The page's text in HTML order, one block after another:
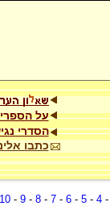
על
הסדרי
כתבו
-
4
-
5
-
6
-
7
-
8
-
9
-
10